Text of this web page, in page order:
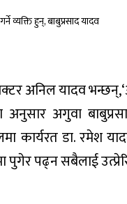
व्यक्ति हुन्, बाबुप्रसाद यादव
अनिल यादव
अनुसार अगुवा
कार्यरत डा. रमेश
पुगेर पढ्न सबैलाई